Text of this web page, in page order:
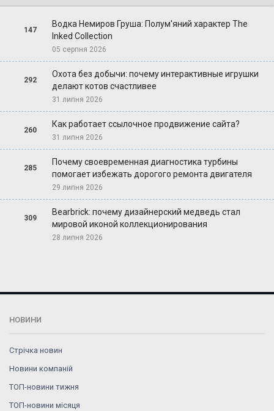
147
Водка Немиров Груша: Полум'яний характер The
Inked Collection
05 серпня 2026
292
Охота без добычи: почему интерактивные игрушки
делают котов счастливее
31 липня 2026
260
Как работает ссылочное продвижение сайта?
31 липня 2026
285
Почему своевременная диагностика турбины
помогает избежать дорогого ремонта двигателя
29 липня 2026
309
Bearbrick: почему дизайнерский медведь стал
мировой иконой коллекционирования
28 липня 2026
НОВИНИ
Стрічка новин
Новини компаній
ТОП-новини тижня
ТОП-новини місяця